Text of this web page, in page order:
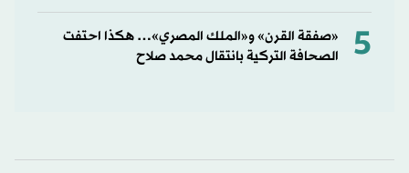
5
«صفقة القرن» و«الملك المصري»… هكذا احتفت
الصحافة التركية بانتقال محمد صلاح